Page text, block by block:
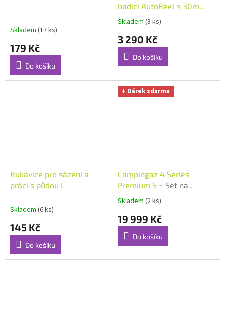
Skladem (17 ks)
179 Kč
Do košíku
hadici AutoReel s 30m
hadicí 12,5 mm
Průměrné
produktu
5,0
5
hvězdiček.
Skladem (8 ks)
3 290 Kč
Do košíku
Rukavice pro sázení a
práci s půdou L
Skladem (6 ks)
145 Kč
Do košíku
+ Dárek zdarma
Campingaz 4 Series
Premium S + Set na
rožnění zdarma
Průměrné
produktu
5,0
5
Skladem (2 ks)
19 999 Kč
Do košíku